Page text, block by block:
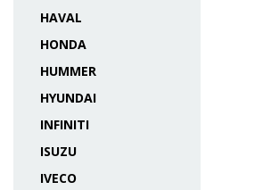
HAVAL
HONDA
HUMMER
HYUNDAI
INFINITI
ISUZU
IVECO